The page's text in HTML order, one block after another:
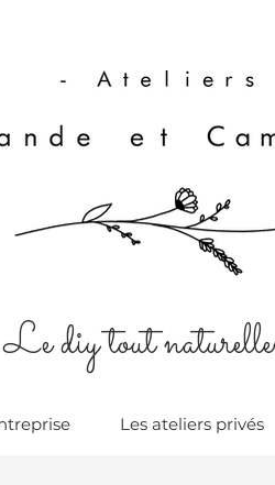
Le diy tout
Les ateliers privés